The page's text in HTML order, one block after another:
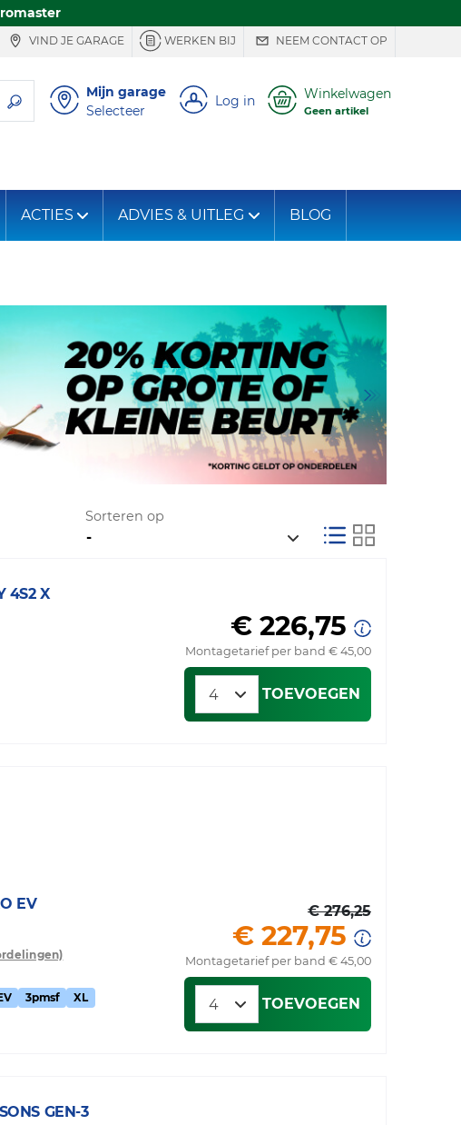
VIND JE GARAGE WERKEN BIJ NEEM CONTACT OP
Mijn garage
Selecteer
Log in Winkelwagen
Geen artikel
ACTIES ADVIES & UITLEG BLOG
Sorteren op
4S2 X
€ 226,75
Montagetarief per band € 45,00
TOEVOEGEN
EV
3pmsf XL
€ 276,25
€ 227,75
Montagetarief per band € 45,00
TOEVOEGEN
GEN-3